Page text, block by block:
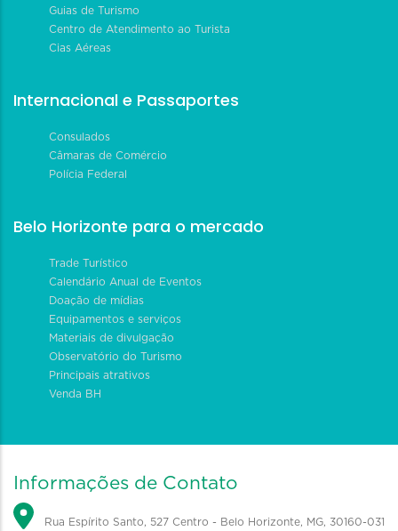
Guias de Turismo
Centro de Atendimento ao Turista
Cias Aéreas
Internacional e Passaportes
Consulados
Câmaras de Comércio
Polícia Federal
Belo Horizonte para o mercado
Trade Turístico
Calendário Anual de Eventos
Doação de mídias
Equipamentos e serviços
Materiais de divulgação
Observatório do Turismo
Principais atrativos
Venda BH
Informações de Contato
Rua Espírito Santo, 527 Centro - Belo Horizonte, MG, 30160-031